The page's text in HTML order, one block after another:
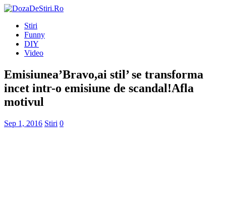
Stiri
Funny
DIY
Video
Emisiunea’Bravo,ai stil’ se transforma
incet intr-o emisiune de scandal!Afla
motivul
Sep 1, 2016 Stiri 0